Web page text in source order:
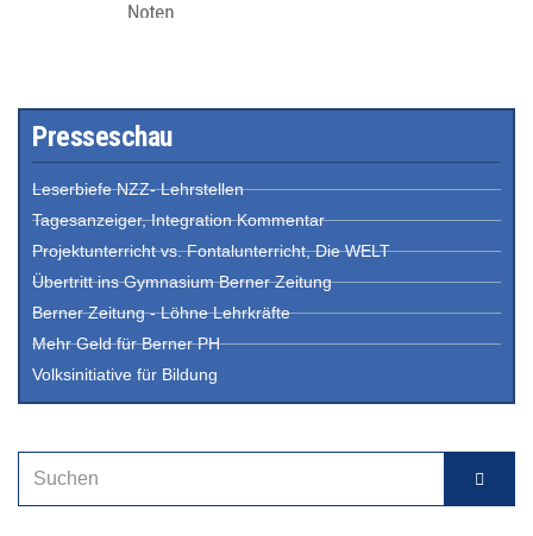
Presseschau
Leserbiefe NZZ- Lehrstellen
Tagesanzeiger, Integration Kommentar
Projektunterricht vs. Fontalunterricht, Die WELT
Übertritt ins Gymnasium Berner Zeitung
Berner Zeitung - Löhne Lehrkräfte
Mehr Geld für Berner PH
Volksinitiative für Bildung